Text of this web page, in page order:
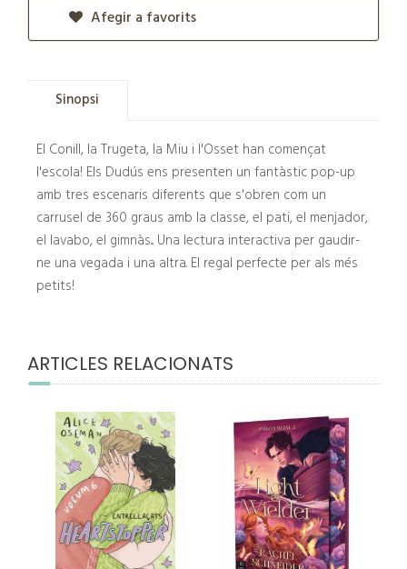
Afegir a favorits
Sinopsi
El Conill, la Trugeta, la Miu i l'Osset han començat
l'escola! Els Dudús ens presenten un fantàstic pop-up
amb tres escenaris diferents que s'obren com un
carrusel de 360 graus amb la classe, el pati, el menjador,
el lavabo, el gimnàs... Una lectura interactiva per gaudir-
ne una vegada i una altra. El regal perfecte per als més
petits!
ARTICLES RELACIONATS